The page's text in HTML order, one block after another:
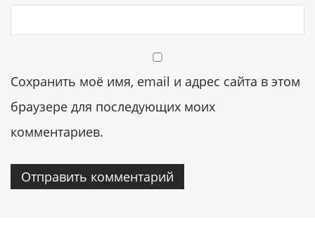
Сохранить моё имя, email и адрес сайта в этом
браузере для последующих моих
комментариев.